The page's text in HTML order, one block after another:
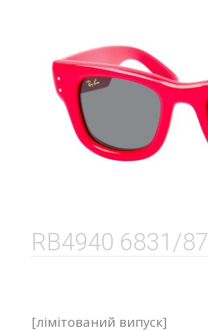
RB4940 6831/87
[лімітований випуск]